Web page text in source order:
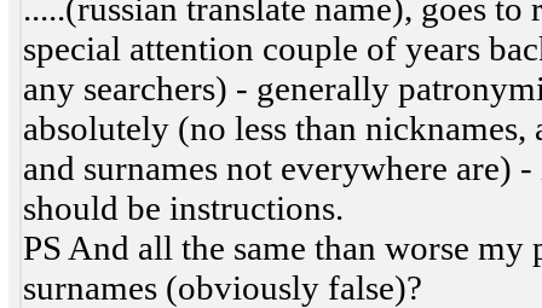
.....(russian translate name), goes
special attention couple of years
any searchers) - generally
absolutely (no less than
and surnames not everywhere
should be instructions.
PS And all the same than worse
surnames (obviously false)?